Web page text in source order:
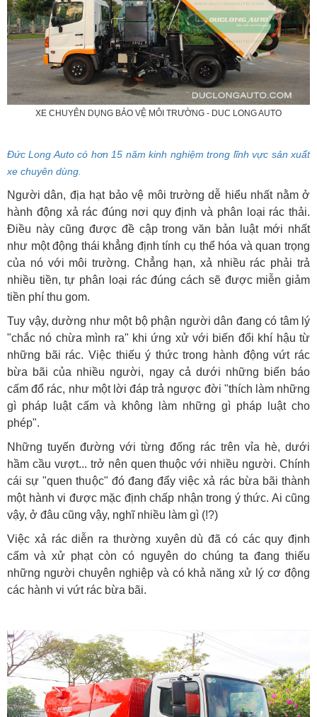
XE CHUYÊN DỤNG BẢO VỆ MÔI TRƯỜNG - DUC LONG AUTO
Đức Long Auto có hơn 15 năm kinh nghiệm trong lĩnh vực sản xuất
xe chuyên dùng.
Người dân, địa hạt bảo vệ môi trường dễ hiểu nhất nằm ở
hành động xả rác đúng nơi quy định và phân loại rác thải.
Điều này cũng được đề cập trong văn bản luật mới nhất
như một động thái khẳng định tính cụ thể hóa và quan trọng
của nó với môi trường. Chẳng hạn, xả nhiều rác phải trả
nhiều tiền, tự phân loại rác đúng cách sẽ được miễn giảm
tiền phí thu gom.
Tuy vậy, dường như một bộ phận người dân đang có tâm lý
"chắc nó chừa mình ra" khi ứng xử với biến đổi khí hậu từ
những bãi rác. Việc thiếu ý thức trong hành động vứt rác
bừa bãi của nhiều người, ngay cả dưới những biển báo
cấm đổ rác, như một lời đáp trả ngược đời "thích làm những
gì pháp luật cấm và không làm những gì pháp luật cho
phép".
Những tuyến đường với từng đống rác trên vỉa hè, dưới
hầm cầu vượt... trở nên quen thuộc với nhiều người. Chính
cái sự "quen thuộc" đó đang đẩy việc xả rác bừa bãi thành
một hành vi được mặc định chấp nhận trong ý thức. Ai cũng
vậy, ở đâu cũng vậy, nghĩ nhiều làm gì (!?)
Việc xả rác diễn ra thường xuyên dù đã có các quy định
cấm và xử phạt còn có nguyên do chúng ta đang thiếu
những người chuyên nghiệp và có khả năng xử lý cơ động
các hành vi vứt rác bừa bãi.